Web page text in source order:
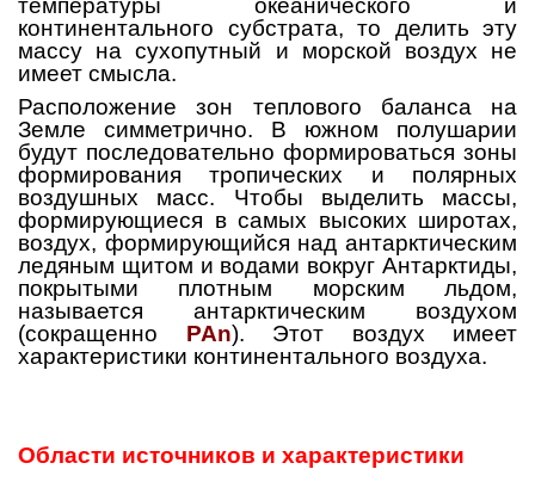
температуры океанического и
континентального субстрата, то делить эту
массу на сухопутный и морской воздух не
имеет смысла.
Расположение зон теплового баланса на
Земле симметрично. В южном полушарии
будут последовательно формироваться зоны
формирования тропических и полярных
воздушных масс. Чтобы выделить массы,
формирующиеся в самых высоких широтах,
воздух, формирующийся над антарктическим
ледяным щитом и водами вокруг Антарктиды,
покрытыми плотным морским льдом,
называется антарктическим воздухом
(сокращенно PAn). Этот воздух имеет
характеристики континентального воздуха.
Области источников и характеристики